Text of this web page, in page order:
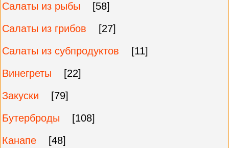
Салаты из рыбы
[58]
Салаты из грибов
[27]
Салаты из субпродуктов
[11]
Винегреты
[22]
Закуски
[79]
Бутерброды
[108]
Канапе
[48]